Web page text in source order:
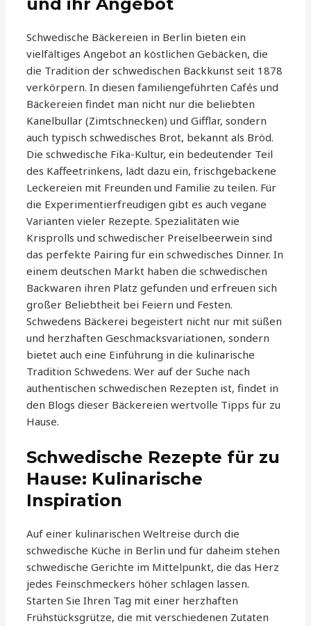
und ihr Angebot
Schwedische Bäckereien in Berlin bieten ein
vielfältiges Angebot an köstlichen Gebäcken, die
die Tradition der schwedischen Backkunst seit 1878
verkörpern. In diesen familiengeführten Cafés und
Bäckereien findet man nicht nur die beliebten
Kanelbullar (Zimtschnecken) und Gifflar, sondern
auch typisch schwedisches Brot, bekannt als Bröd.
Die schwedische Fika-Kultur, ein bedeutender Teil
des Kaffeetrinkens, lädt dazu ein, frischgebackene
Leckereien mit Freunden und Familie zu teilen. Für
die Experimentierfreudigen gibt es auch vegane
Varianten vieler Rezepte. Spezialitäten wie
Krisprolls und schwedischer Preiselbeerwein sind
das perfekte Pairing für ein schwedisches Dinner. In
einem deutschen Markt haben die schwedischen
Backwaren ihren Platz gefunden und erfreuen sich
großer Beliebtheit bei Feiern und Festen.
Schwedens Bäckerei begeistert nicht nur mit süßen
und herzhaften Geschmacksvariationen, sondern
bietet auch eine Einführung in die kulinarische
Tradition Schwedens. Wer auf der Suche nach
authentischen schwedischen Rezepten ist, findet in
den Blogs dieser Bäckereien wertvolle Tipps für zu
Hause.
Schwedische Rezepte für zu
Hause: Kulinarische
Inspiration
Auf einer kulinarischen Weltreise durch die
schwedische Küche in Berlin und für daheim stehen
schwedische Gerichte im Mittelpunkt, die das Herz
jedes Feinschmeckers höher schlagen lassen.
Starten Sie Ihren Tag mit einer herzhaften
Frühstücksgrütze, die mit verschiedenen Zutaten